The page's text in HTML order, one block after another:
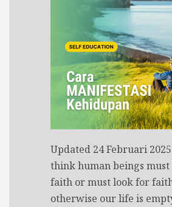
Updated 24 Februari
think human beings must
faith or must look for
otherwise our life is